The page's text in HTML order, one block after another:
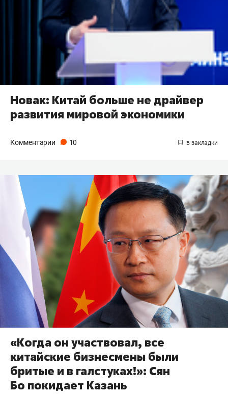
Новак: Китай больше не драйвер
развития мировой экономики
Комментарии 10
«Когда он участвовал, все
китайские бизнесмены были
бритые и в галстуках!»: Сян
Бо покидает Казань